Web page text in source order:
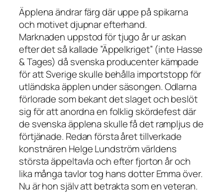
Äpplena ändrar färg där uppe på spikarna
och motivet djupnar efterhand.
Marknaden uppstod för tjugo år ur askan
efter det så kallade ”Äppelkriget” (inte Hasse
& Tages) då svenska producenter kämpade
för att Sverige skulle behålla importstopp för
utländska äpplen under säsongen. Odlarna
förlorade som bekant det slaget och beslöt
sig för att anordna en folklig skördefest där
de svenska äpplena skulle få det rampljus de
förtjänade. Redan första året tillverkade
konstnären Helge Lundström världens
största äppeltavla och efter fjorton år och
lika många tavlor tog hans dotter Emma över.
Nu är hon själv att betrakta som en veteran.